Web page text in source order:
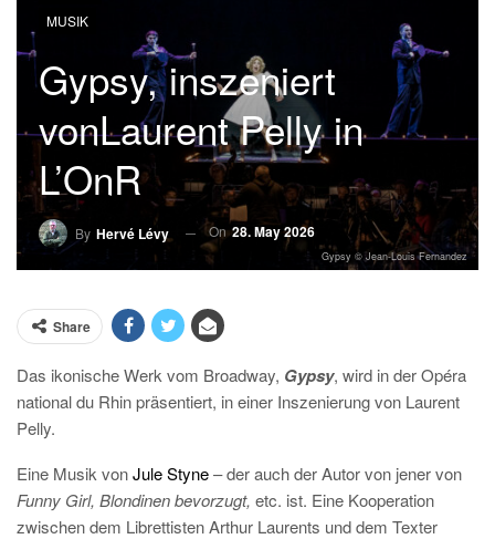
MUSIK
Gypsy, inszeniert
vonLaurent Pelly in
L’OnR
By Hervé Lévy On28. May 2026
Gypsy © Jean-Louis Fernandez
Share
Das ikonische Werk vom Broadway, Gypsy, wird in der Opéra
national du Rhin präsentiert, in einer Inszenierung von Laurent
Pelly.
Eine Musik vonJule Styne– der auch der Autor von jener von
Funny Girl, Blondinen bevorzugt, etc. ist. Eine Kooperation
zwischen dem Librettisten Arthur Laurents und dem Texter